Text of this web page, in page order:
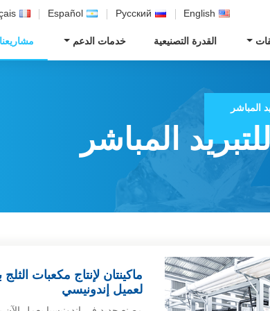
English
Русский
Español
القدرة التصنيعية خدمات الدعم
المباشر
المباشر
لعميل إندونيسي